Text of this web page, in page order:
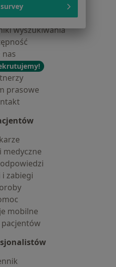
samodzielnie
cookies
wyszukiwania
nas
prasowe
medyczne
i zabiegi
mobilne